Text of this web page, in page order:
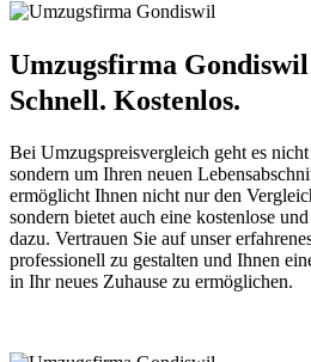
Umzugsfirma
Schnell. Kostenlos.
Bei Umzugspreisvergleich geht es
sondern um Ihren neuen
ermöglicht Ihnen nicht nur den
sondern bietet auch eine kostenlose
dazu. Vertrauen Sie auf unser
professionell zu gestalten und Ihnen
in Ihr neues Zuhause zu ermöglichen.